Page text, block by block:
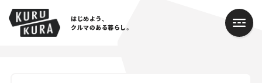
はじめよう、
クルマのある暮らし。